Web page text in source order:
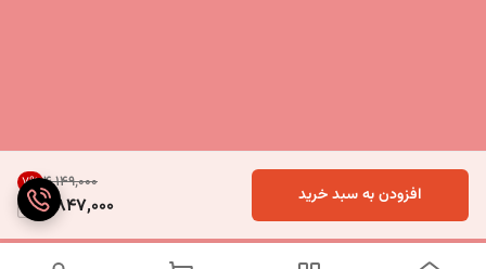
۴٬۱۴۹٬۰۰۰ 7%
3,847,000 افزودن به سبد خرید